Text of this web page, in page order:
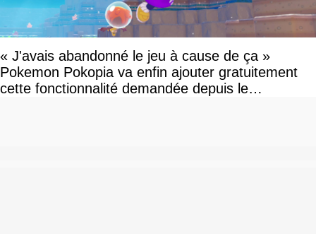
« J'avais abandonné le jeu à cause de ça »
Pokemon Pokopia va enfin ajouter gratuitement
cette fonctionnalité demandée depuis le